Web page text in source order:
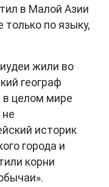
в Малой Азии
только по языку,
жили во
географ
в целом мире
историк
города и
корни